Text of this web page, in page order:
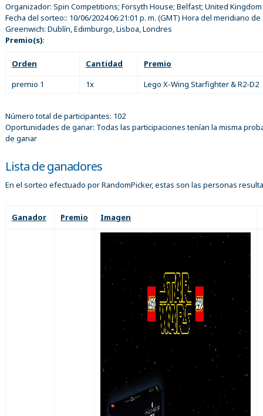
Organizador: Spin Competitions; Forsyth House; Belfast; United Kingdom
Fecha del sorteo:: 10/06/2024 06:21:01 p. m. (GMT) Hora del meridiano de
Greenwich: Dublín, Edimburgo, Lisboa, Londres
Premio(s):
Orden Cantidad
Premio
premio 1
1x Lego X-Wing Starfighter & R2-D2
Número total de participantes: 102
Oportunidades de ganar: Todas las participaciones tenían la misma
de ganar
Lista de ganadores
En el sorteo efectuado por RandomPicker, estas son las personas
Ganador Premio Imagen